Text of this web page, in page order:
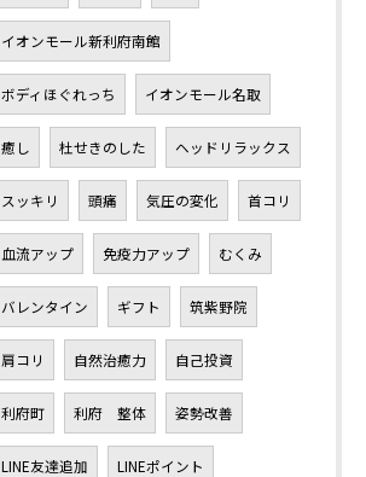
イオンモール新利府南館
ボディほぐれっち イオンモール名取
癒し 杜せきのした ヘッドリラックス
スッキリ 頭痛 気圧の変化 首コリ
血流アップ 免疫力アップ むくみ
バレンタイン ギフト 筑紫野院
肩コリ 自然治癒力 自己投資
利府町 利府 整体 姿勢改善
LINE友達追加 LINEポイント